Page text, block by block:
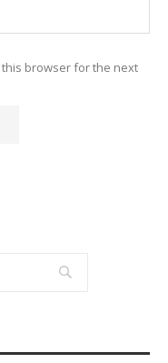
browser for the next